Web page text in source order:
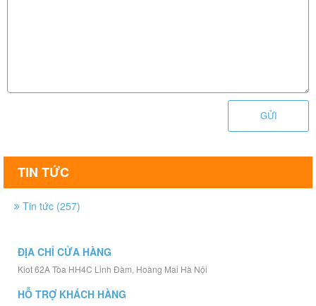
GỬI
TIN TỨC
Tin tức (257)
ĐỊA CHỈ CỬA HÀNG
Kiot 62A Tòa HH4C Linh Đàm, Hoàng Mai Hà Nội
HỖ TRỢ KHÁCH HÀNG